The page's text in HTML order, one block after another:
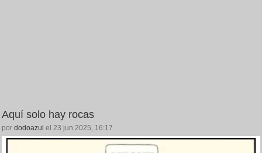
Aquí solo hay rocas
por dodoazul el 23 jun 2025, 16:17